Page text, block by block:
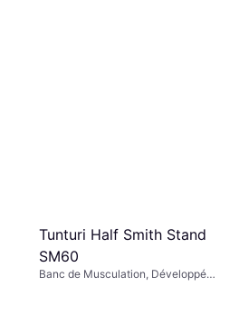
Tunturi Half Smith Stand
SM60
Banc de Musculation, Développé